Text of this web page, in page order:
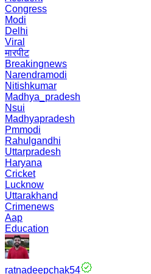
Congress
Modi
Delhi
Viral
मारपीट
Breakingnews
Narendramodi
Nitishkumar
Madhya_pradesh
Nsui
Madhyapradesh
Pmmodi
Rahulgandhi
Uttarpradesh
Haryana
Cricket
Lucknow
Uttarakhand
Crimenews
Aap
Education
ratnadeepchak54